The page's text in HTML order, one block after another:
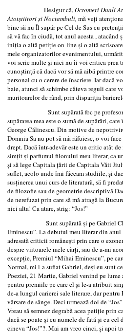
Desigur că,Octomeri Duali
Atotştiitori şi Noctambuli, mă veţi
bine să nu Îl supăr pe Cel de Sus cu
să vă fac în ciudă, tot anul acesta ,
iniţia o altă petiţie on-line şi o altă
mele organizatorilor evenimentului,
voi scrie multe şi nici nu îi voi critica prea
cunoştinţă că dacă vor să mă aibă printre
personal cu o cerere de înscriere. Iar dacă
baie, atunci să schimbe câteva reguli care
muritoarelor de rând, prin dispariţia
Sunt supărată foc pe profesorul
supărarea mea este o sumă de supărări,
George Călinescu. Din motive de
Domnia Sa nu pot să mă răfuiesc, o voi
drept. Dacă într-adevăr este un critic atât de
simţit şi parfumul filonului meu literar, ca
şi să lege Capitala ţării de Capitala Văii
suflet, acolo unde îmi făceam studiile, şi
susţinerea unui curs de literatură, să fi
de filozofie sau de geometrie descriptivă
de nerefuzat prin care să mă atragă la
nici alta! Ca atare, strig: “Jos!”
Sunt supărată şi pe Gabriel
Eminescu”. La debutul meu literar din anul
adresată criticii româneşti prin care o
despre viitoarele mele cărţi, sau de a-mi
excepţie, Premiul “Mihai Eminescu”, pe
Normal, mi l-a suflat Gabriel, deşi eu sunt
Poeziei, 21 Martie, Gabriel venind pe
pentru premiile pe care el şi le-a atribuit
de-a lungul carierei sale literare, dar pentru
vărsare de sânge. Deci urmează doi de
Vreau să semnez degrabă acea petiţie prin
dacă se poate şi cu numele de fată şi cu
cineva “Jos!”?. Mai am vreo cinci, şi apoi